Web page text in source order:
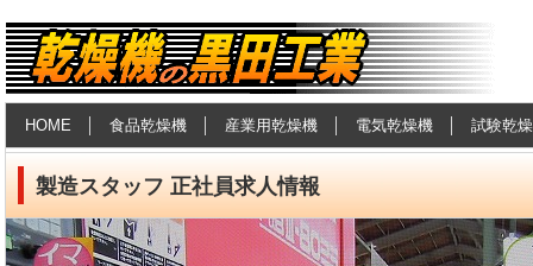
食品乾燥機・産業用乾燥機の黒田工
業
HOME 食品乾燥機 産業用乾燥機 電気乾燥機 試験乾燥
製造スタッフ 正社員求人情報